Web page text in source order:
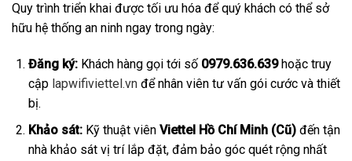
Quy trình triển khai được tối ưu hóa để quý khách có thể sở
hữu hệ thống an ninh ngay trong ngày:
Đăng ký:Khách hàng gọi tới số 0979.636.639hoặc truy
cập lapwifiviettel.vnđể nhân viên tư vấn gói cước và thiết
bị.
Khảo sát:Kỹ thuật viên Viettel Hồ Chí Minh (Cũ)đến tận
nhà khảo sát vị trí lắp đặt, đảm bảo góc quét rộng nhất